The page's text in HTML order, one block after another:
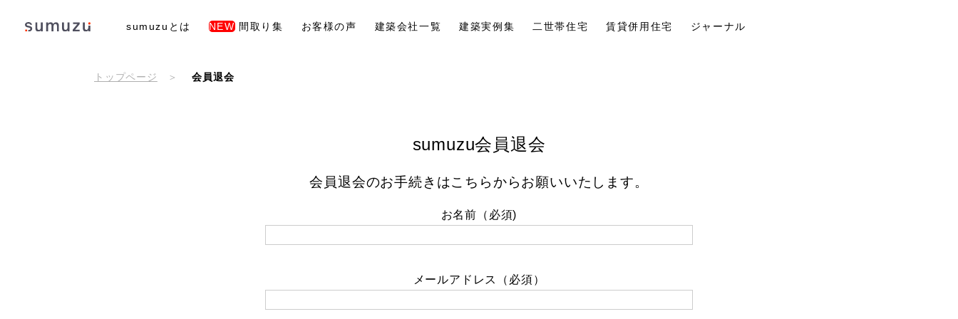
sumuzuとは NEW間取り集 お客様の声 建築会社一覧 建築実例集 二世帯住宅 賃貸併用住宅 ジャーナル
トップページ 会員退会
sumuzu会員退会
会員退会のお手続きはこちらからお願いいたします。
お名前（必須)
メールアドレス（必須）